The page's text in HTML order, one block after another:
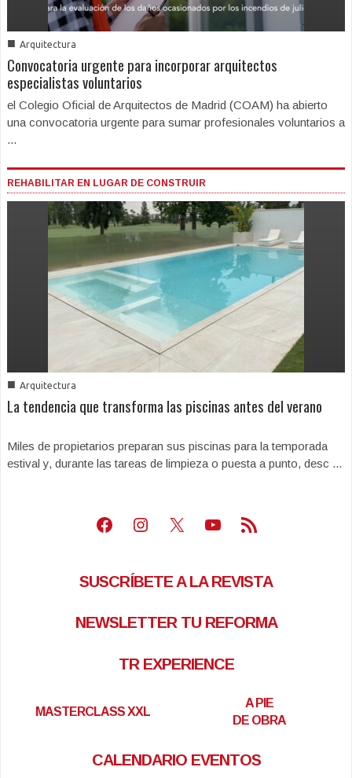
■ Arquitectura
Convocatoria urgente para incorporar arquitectos
especialistas voluntarios
el Colegio Oficial de Arquitectos de Madrid (COAM) ha abierto
una convocatoria urgente para sumar profesionales voluntarios a
...
REHABILITAR EN LUGAR DE CONSTRUIR
■ Arquitectura
La tendencia que transforma las piscinas antes del verano
Miles de propietarios preparan sus piscinas para la temporada
estival y, durante las tareas de limpieza o puesta a punto, desc ...
Facebook
Instagram
X Youtube
Feed RSS
SUSCRÍBETE A LA REVISTA
NEWSLETTER TU REFORMA
TR EXPERIENCE
MASTERCLASS XXL
A PIE
DE OBRA
CALENDARIO EVENTOS